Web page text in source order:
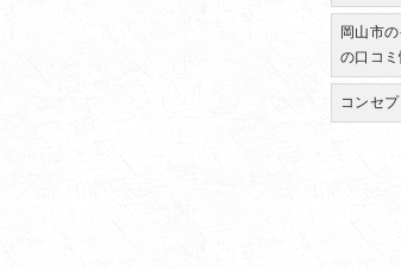
岡山市
の口コ
コンセプ